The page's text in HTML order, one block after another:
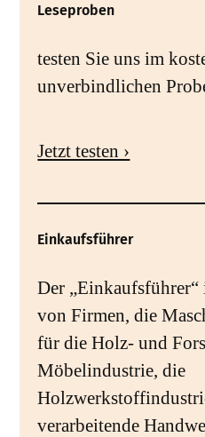
Leseproben
testen Sie uns im
unverbindlichen
Jetzt testen ›
Einkaufsführer
Der
von Firmen, die
für die Holz- und
Möbelindustrie, die
verarbeitende